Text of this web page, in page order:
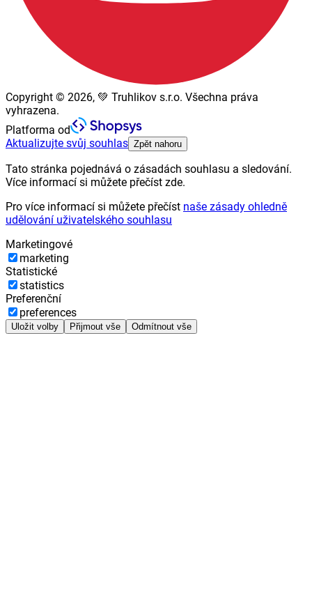
Copyright © 2026, 💚 Truhlikov s.r.o. Všechna práva
vyhrazena.
Platforma od
Aktualizujte svůj souhlas Zpět nahoru
Tato stránka pojednává o zásadách souhlasu a sledování.
Více informací si můžete přečíst zde.
Pro více informací si můžete přečíst naše zásady ohledně
udělování uživatelského souhlasu
Marketingové
marketing
Statistické
statistics
Preferenční
preferences
Uložit volby Přijmout vše Odmítnout vše